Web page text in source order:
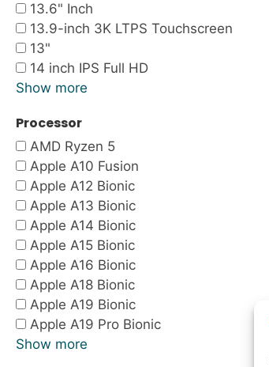
13.6" Inch
13.9-inch 3K LTPS Touchscreen
13"
14 inch IPS Full HD
Show more
Processor
AMD Ryzen 5
Apple A10 Fusion
Apple A12 Bionic
Apple A13 Bionic
Apple A14 Bionic
Apple A15 Bionic
Apple A16 Bionic
Apple A18 Bionic
Apple A19 Bionic
Apple A19 Pro Bionic
Show more